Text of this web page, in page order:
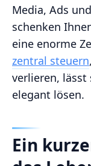
Media, Ads
schenken
eine enorme
zentral steuern
verlieren,
elegant lösen.
Ein